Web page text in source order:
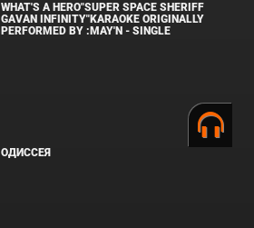
WHAT'S A HERO"SUPER SPACE SHERIFF
GAVAN INFINITY"KARAOKE ORIGINALLY
PERFORMED BY :MAY'N - SINGLE
ОДИССЕЯ